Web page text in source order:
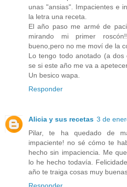
unas "ansias". Impacientes e
la letra una receta.
El año paso me armé de
mirando mi primer
bueno,pero no me moví de la
Lo tengo todo anotado (a
se si este año me va a
Un besico wapa.
Responder
Alicia y sus recetas 3 de
Pilar, te ha quedado de
impaciente! no sé cómo te
hecho sin impaciencia. Me
lo he hecho todavía.
año te traiga cosas muy
Responder